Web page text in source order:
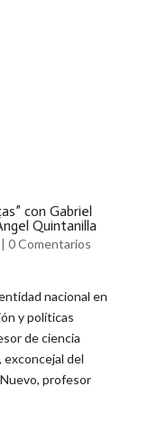
con Gabriel
Quintanilla
| 0 Comentarios
nacional en
y políticas
de ciencia
exconcejal del
profesor